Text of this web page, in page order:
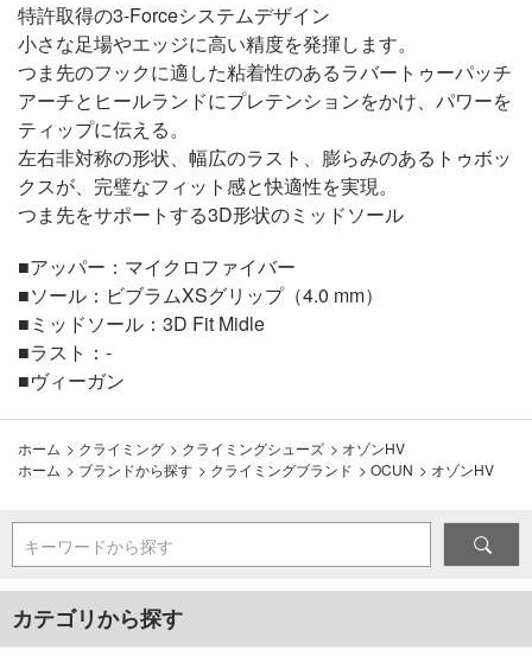
特許取得の3-Forceシステムデザイン
小さな足場やエッジに高い精度を発揮します。
つま先のフックに適した粘着性のあるラバートゥーパッチ
アーチとヒールランドにプレテンションをかけ、パワーを
ティップに伝える。
左右非対称の形状、幅広のラスト、膨らみのあるトゥボッ
クスが、完璧なフィット感と快適性を実現。
つま先をサポートする3D形状のミッドソール
■アッパー：マイクロファイバー
■ソール：ビブラムXSグリップ（4.0 mm）
■ミッドソール：3D Fit Midle
■ラスト：-
■ヴィーガン
ホーム > クライミング > クライミングシューズ > オゾンHV
ホーム > ブランドから探す > クライミングブランド > OCUN > オゾンHV
キーワードから探す
カテゴリから探す